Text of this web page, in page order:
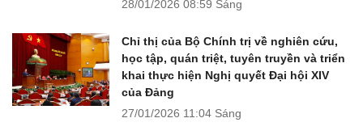
28/01/2026 08:59 Sáng
Chỉ thị của Bộ Chính trị về nghiên cứu,
học tập, quán triệt, tuyên truyền và triển
khai thực hiện Nghị quyết Đại hội XIV
của Đảng
27/01/2026 11:04 Sáng